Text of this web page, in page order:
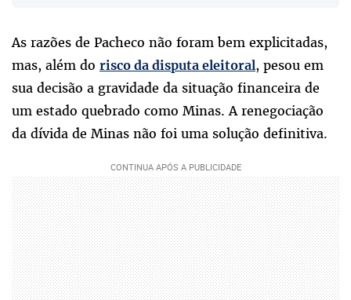
As razões de Pacheco não foram bem explicitadas,
mas, além do risco da disputa eleitoral, pesou em
sua decisão a gravidade da situação financeira de
um estado quebrado como Minas. A renegociação
da dívida de Minas não foi uma solução definitiva.